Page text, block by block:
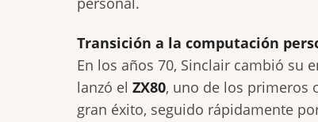
Transición a la computación
En los años 70, Sinclair cambió su
lanzó el ZX80, uno de los primeros
gran éxito, seguido rápidamente